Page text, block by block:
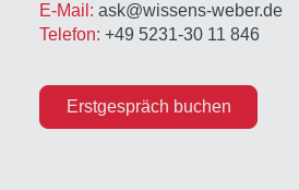
E-Mail: ask@wissens-weber.de
Telefon: +49 5231-30 11 846
Erstgespräch buchen